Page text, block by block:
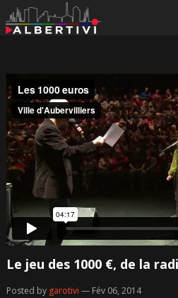
Le jeu des 1000 €, de la
Posted by garotivi — Fév 06, 2014